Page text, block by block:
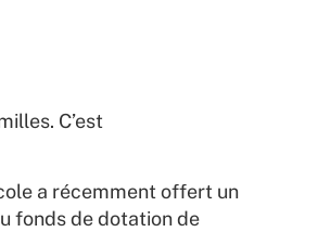
C’est
a récemment offert un
fonds de dotation de